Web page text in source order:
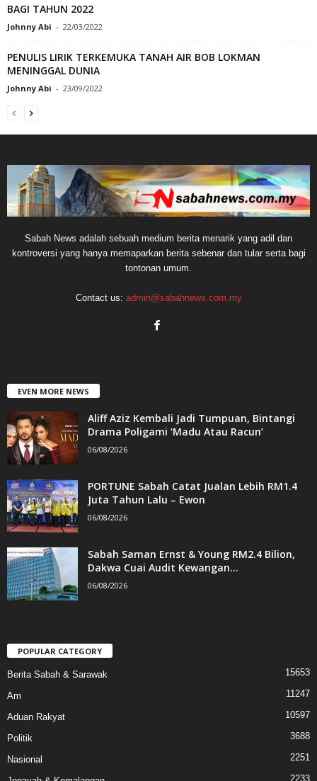
BAGI TAHUN 2022
Johnny Abi - 22/03/2022
PENULIS LIRIK TERKEMUKA TANAH AIR BOB LOKMAN
MENINGGAL DUNIA
Johnny Abi - 23/09/2022
Sabah News adalah sebuah medium berita menarik yang adil dan
kontroversi yang hanya memaparkan berita sebenar dan tular serta bagi
tontonan umum.
Contact us: admin@sabahnews.com.my
EVEN MORE NEWS
Aliff Aziz Kembali Jadi Tumpuan, Bintangi
Drama Poligami ‘Madu Atau Racun’
06/08/2026
PORTUNE Sabah Catat Jualan Lebih RM1.4
Juta Tahun Lalu – Ewon
06/08/2026
Sabah Saman Ernst & Young RM2.4 Bilion,
Dakwa Cuai Audit Kewangan...
06/08/2026
POPULAR CATEGORY
Berita Sabah & Sarawak 15653
Am 11247
Aduan Rakyat 10597
Politik 3688
Nasional 2251
2233